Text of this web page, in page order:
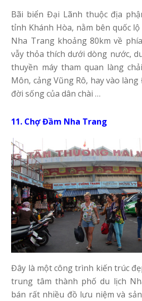
Bãi biển Đại Lãnh thuộc địa
tỉnh Khánh Hòa, nằm bên quốc lộ
Nha Trang khoảng 80km về
vẫy thỏa thích dưới dòng nước,
thuyền máy tham quan làng
Môn, cảng Vũng Rô, hay vào
đời sống của dân chài …
11. Chợ Đầm Nha Trang
Đây là một công trình kiến trúc
trung tâm thành phố du lịch
bán rất nhiều đồ lưu niệm và